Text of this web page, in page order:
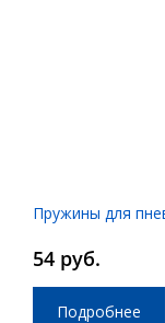
Пружины для
54 руб.
Подробнее